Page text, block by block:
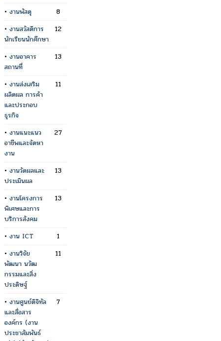
• งานพัสดุ
8
• งานสวัสดิการ
นักเรียนนักศึกษา
12
• งานอาคาร
สถานที่
13
• งานส่งเสริม
ผลิตผล การค้า
และประกอบ
ธุรกิจ
11
• งานแนะแนว
อาชีพและจัดหา
งาน
27
• งานวัดผลและ
ประเมินผล
13
• งานโครงการ
พิเศษและการ
บริการสังคม
13
• งาน ICT
1
• งานวิจัย
พัฒนา นวัฒ
กรรมและสิ่ง
ประดิษฐ์
11
• งานศูนย์ดิจิทัล
และสื่อสาร
องค์กร (งาน
ประชาสัมพันธ์
7